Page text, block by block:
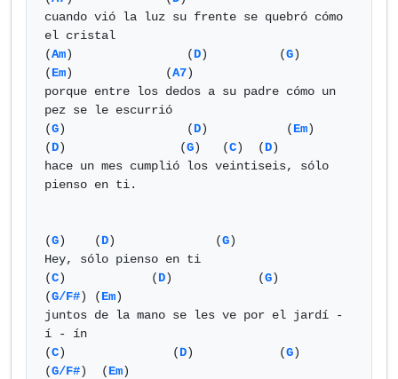
cuando vió la luz su frente se quebró cómo
el cristal
(Am)                (D)          (G)
(Em)             (A7)
porque entre los dedos a su padre cómo un
pez se le escurrió
(G)                 (D)           (Em)
(D )		   (G)   (C)  (D)
hace un mes cumplió los veintiseis, sólo
pienso en ti.
(G)    (D)              (G)
Hey, sólo pienso en ti
(C)            (D)            (G)
(G/F#) (Em)
juntos de la mano se les ve por el jardí -
í - ín
(C)               (D)            (G)
(G/F#)  (Em)